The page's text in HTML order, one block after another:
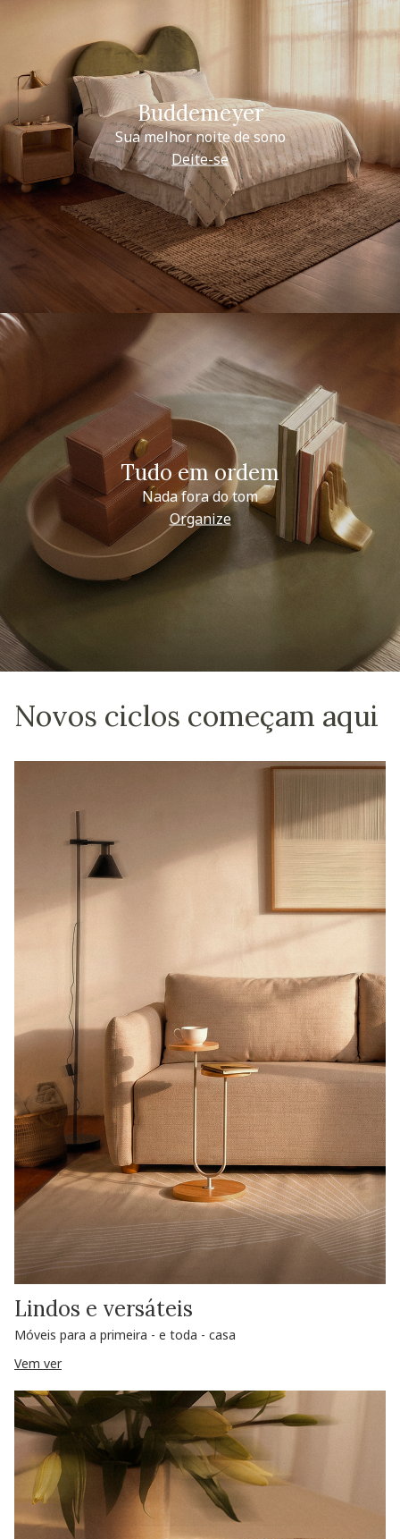
Buddemeyer
Sua melhor noite de sono
Deite-se
Tudo em ordem
Nada fora do tom
Organize
Novos ciclos começam aqui
Lindos e versáteis
Móveis para a primeira - e toda - casa
Vem ver